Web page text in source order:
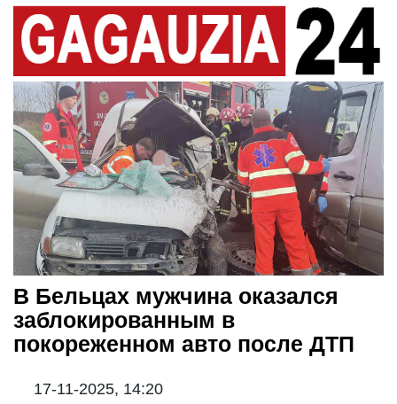
В Бельцах мужчина оказался
заблокированным в
покореженном авто после ДТП
17-11-2025, 14:20